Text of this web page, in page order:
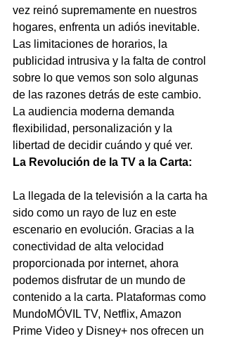
vez reinó supremamente en nuestros
hogares, enfrenta un adiós inevitable.
Las limitaciones de horarios, la
publicidad intrusiva y la falta de control
sobre lo que vemos son solo algunas
de las razones detrás de este cambio.
La audiencia moderna demanda
flexibilidad, personalización y la
libertad de decidir cuándo y qué ver.
La Revolución de la TV a la Carta:
La llegada de la televisión a la carta ha
sido como un rayo de luz en este
escenario en evolución. Gracias a la
conectividad de alta velocidad
proporcionada por internet, ahora
podemos disfrutar de un mundo de
contenido a la carta. Plataformas como
MundoMÓVIL TV, Netflix, Amazon
Prime Video y Disney+ nos ofrecen un